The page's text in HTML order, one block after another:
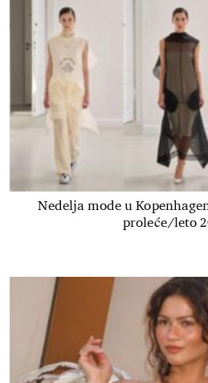
Nedelja mode u
proleće/leto